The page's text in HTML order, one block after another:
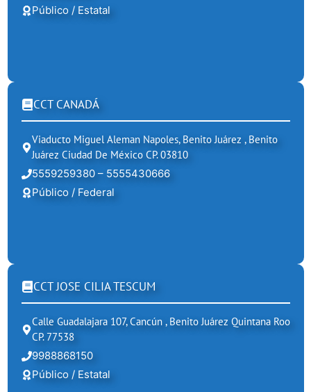
Público / Estatal
CCT CANADÁ
Viaducto Miguel Aleman Napoles, Benito Juárez , Benito
Juárez Ciudad De México CP. 03810
5559259380 – 5555430666
Público / Federal
CCT JOSE CILIA TESCUM
Calle Guadalajara 107, Cancún , Benito Juárez Quintana Roo
CP. 77538
9988868150
Público / Estatal